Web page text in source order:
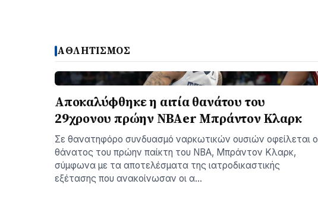
ΑΘΛΗΤΙΣΜΟΣ
Αποκαλύφθηκε η αιτία θανάτου του
29χρονου πρώην NBAer Μπράντον Κλαρκ
Σε θανατηφόρο συνδυασμό ναρκωτικών ουσιών οφείλεται ο
θάνατος του πρώην παίκτη του NBA, Μπράντον Κλαρκ,
σύμφωνα με τα αποτελέσματα της ιατροδικαστικής
εξέτασης που ανακοίνωσαν οι α…